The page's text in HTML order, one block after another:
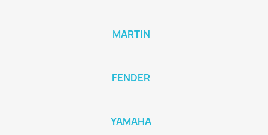
MARTIN
FENDER
YAMAHA